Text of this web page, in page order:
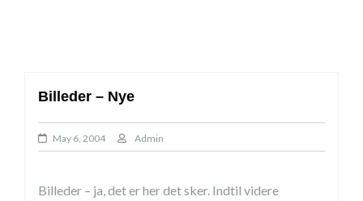
Billeder – Nye
May 6, 2004 Admin
Billeder – ja, det er her det sker. Indtil videre